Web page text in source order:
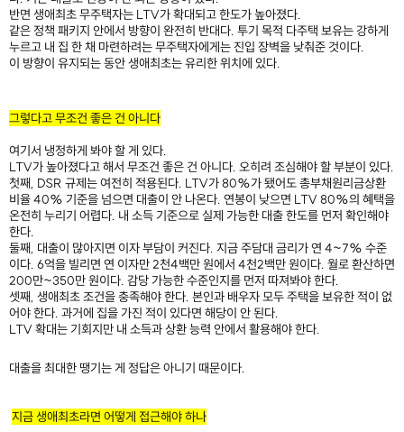
반면 생애최초 무주택자는 LTV가 확대되고 한도가 높아졌다.
같은 정책 패키지 안에서 방향이 완전히 반대다. 투기 목적 다주택 보유는 강하게
누르고 내 집 한 채 마련하려는 무주택자에게는 진입 장벽을 낮춰준 것이다.
이 방향이 유지되는 동안 생애최초는 유리한 위치에 있다.
그렇다고 무조건 좋은 건 아니다
여기서 냉정하게 봐야 할 게 있다.
LTV가 높아졌다고 해서 무조건 좋은 건 아니다. 오히려 조심해야 할 부분이 있다.
첫째, DSR 규제는 여전히 적용된다. LTV가 80%가 됐어도 총부채원리금상환
비율 40% 기준을 넘으면 대출이 안 나온다. 연봉이 낮으면 LTV 80%의 혜택을
온전히 누리기 어렵다. 내 소득 기준으로 실제 가능한 대출 한도를 먼저 확인해야
한다.
둘째, 대출이 많아지면 이자 부담이 커진다. 지금 주담대 금리가 연 4~7% 수준
이다. 6억을 빌리면 연 이자만 2천4백만 원에서 4천2백만 원이다. 월로 환산하면
200만~350만 원이다. 감당 가능한 수준인지를 먼저 따져봐야 한다.
셋째, 생애최초 조건을 충족해야 한다. 본인과 배우자 모두 주택을 보유한 적이 없
어야 한다. 과거에 집을 가진 적이 있다면 해당이 안 된다.
LTV 확대는 기회지만 내 소득과 상환 능력 안에서 활용해야 한다.
대출을 최대한 땡기는 게 정답은 아니기 때문이다.
지금 생애최초라면 어떻게 접근해야 하나